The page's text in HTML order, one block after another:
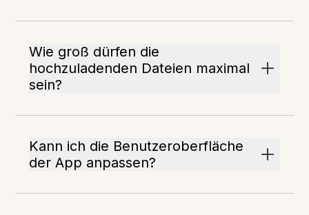
Wie groß dürfen die
hochzuladenden Dateien maximal
sein?
Kann ich die Benutzeroberfläche
der App anpassen?